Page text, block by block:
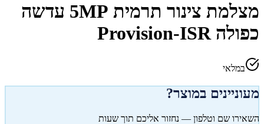
מצלמת צינור תרמית 5MP עדשה
כפולה Provision-ISR
במלאי
מעוניינים במוצר?
השאירו שם וטלפון — נחזור אליכם תוך שעות